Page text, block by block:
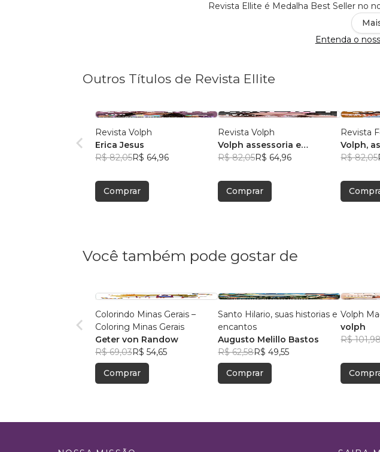
Revista Ellite é Medalha Best Seller no
Entenda o
Outros Títulos de Revista Ellite
Revista Volph
Erica Jesus
R$ 82,05R$ 64,96
Comprar
Revista Volph
Volph assessoria e
marketing
R$ 82,05R$ 64,96
Comprar
Revista
Volph,
R$ 82,05
Você também pode gostar de
Colorindo Minas Gerais –
Coloring Minas Gerais
Geter von Randow
R$ 69,03R$ 54,65
Comprar
Santo Hilario, suas historias e
encantos
Augusto Melillo Bastos
R$ 62,58R$ 49,55
Comprar
Volph
volph
R$